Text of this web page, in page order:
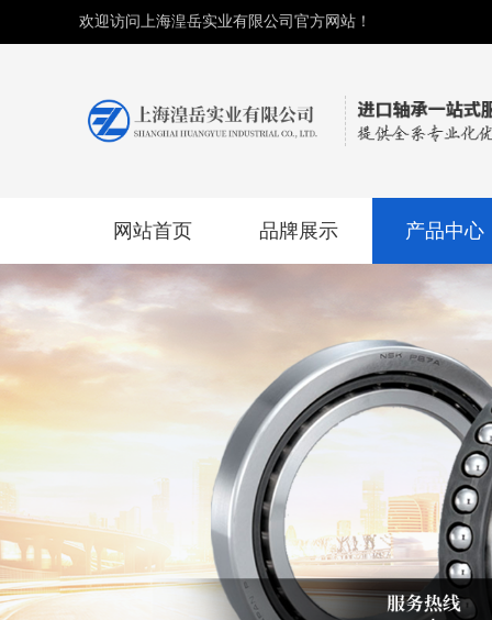
欢迎访问上海湟岳实业有限公司官方网站！
网站首页 品牌展示 产品中心